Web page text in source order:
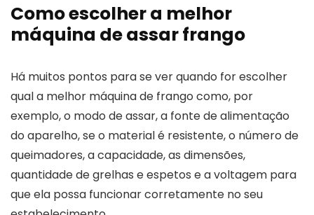
Como escolher a melhor
máquina de assar frango
Há muitos pontos para se ver quando for escolher
qual a melhor máquina de frango como, por
exemplo, o modo de assar, a fonte de alimentação
do aparelho, se o material é resistente, o número de
queimadores, a capacidade, as dimensões,
quantidade de grelhas e espetos e a voltagem para
que ela possa funcionar corretamente no seu